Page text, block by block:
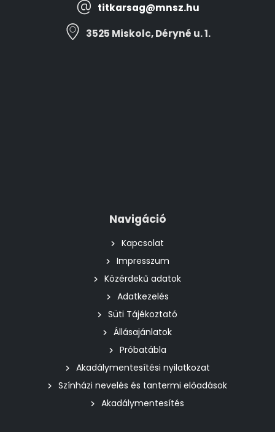
titkarsag@mnsz.hu
3525 Miskolc, Déryné u. 1.
Navigáció
Kapcsolat
Impresszum
Közérdekű adatok
Adatkezelés
Süti Tájékoztató
Állásajánlatok
Próbatábla
Akadálymentesítési nyilatkozat
Színházi nevelés és tantermi előadások
Akadálymentesítés